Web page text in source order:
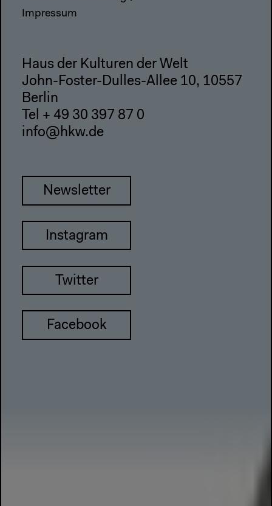
Impressum
Haus der Kulturen der Welt
John-Foster-Dulles-Allee 10, 10557
Berlin
Tel + 49 30 397 87 0
info@hkw.de
Newsletter
Instagram
Twitter
Facebook